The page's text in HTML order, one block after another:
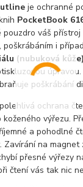
je ochranné
PocketBook
pouzdro váš
poškrábáním i
(nubuková
poškrábání
ochrana
výřezu.
a pohodlné
na magnet
přesné výřezy
čtení vás tak nic